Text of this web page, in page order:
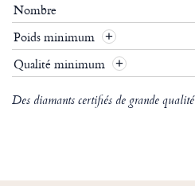
Nombre
Poids minimum
Qualité minimum
Des diamants certifiés de grande qualité